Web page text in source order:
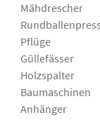
Mähdrescher
Pflüge
Güllefässer
Holzspalter
Baumaschinen
Anhänger